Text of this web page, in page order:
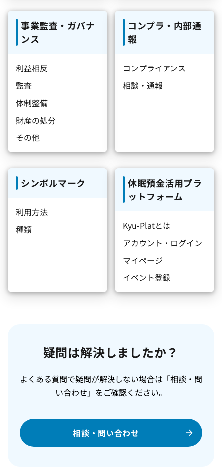
事業監査・ガバナ
ンス
利益相反
監査
体制整備
財産の処分
その他
コンプラ・内部通
報
コンプライアンス
相談・通報
シンボルマーク
利用方法
種類
休眠預金活用プラ
ットフォーム
Kyu-Platとは
アカウント・ログイン
マイページ
イベント登録
疑問は解決しましたか？
よくある質問で疑問が解決しない場合は「相談・問
い合わせ」をご確認ください。
相談・問い合わせ